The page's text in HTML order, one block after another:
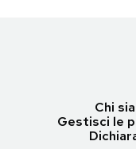
Chi
Gestisci le